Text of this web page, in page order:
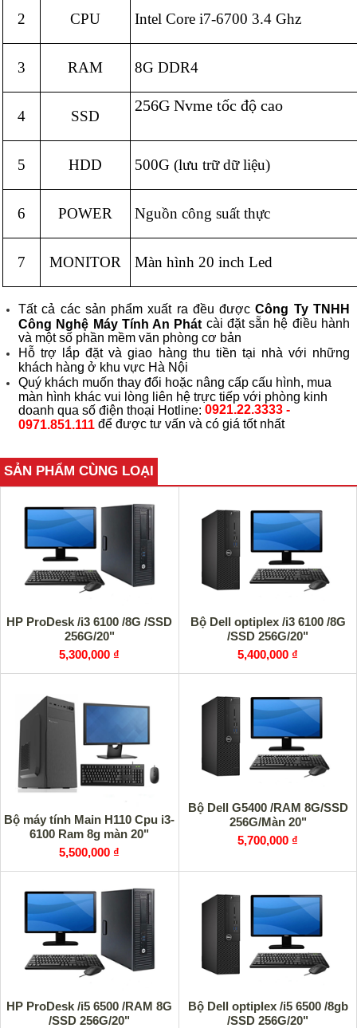
2 CPU Intel Core i7-6700 3.4 Ghz
3 RAM 8G DDR4
4 SSD
256G Nvme tốc độ cao
5 HDD 500G (lưu trữ dữ liệu)
6 POWER Nguồn công suất thực
7 MONITOR Màn hình 20 inch Led
Tất cả các sản phẩm xuất ra đều đượcCông Ty TNHH
Công Nghệ Máy Tính An Phát cài đặt sẵn hệ điều hành
và một số phần mềm văn phòng cơ bản
Hỗ trợ lắp đặt và giao hàng thu tiền tại nhà với những
khách hàng ở khu vực Hà Nội
Quý khách muốn thay đổi hoặc nâng cấp cấu hình, mua
màn hình khác vui lòng liên hệ trực tiếp với phòng kinh
doanh qua số điện thoại Hotline: 0921.22.3333 -
0971.851.111 để được tư vấn và có giá tốt nhất
SẢN PHẨM CÙNG LOẠI
HP ProDesk /i3 6100 /8G /SSD
256G/20"
5,300,000 ₫
Bộ Dell optiplex /i3 6100 /8G
/SSD 256G/20"
5,400,000 ₫
Bộ máy tính Main H110 Cpu i3-
6100 Ram 8g màn 20"
5,500,000 ₫
Bộ Dell G5400 /RAM 8G/SSD
256G/Màn 20"
5,700,000 ₫
HP ProDesk /i5 6500 /RAM 8G
/SSD 256G/20"
Bộ Dell optiplex /i5 6500 /8gb
/SSD 256G/20"